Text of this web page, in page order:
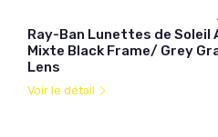
Ray-Ban Lunettes de Soleil
Mixte Black Frame/ Grey
Lens
Voir le détail